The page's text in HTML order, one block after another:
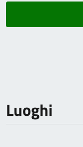
Luoghi